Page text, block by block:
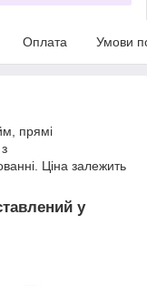
Оплата Умови
прямі
Ціна залежить
у